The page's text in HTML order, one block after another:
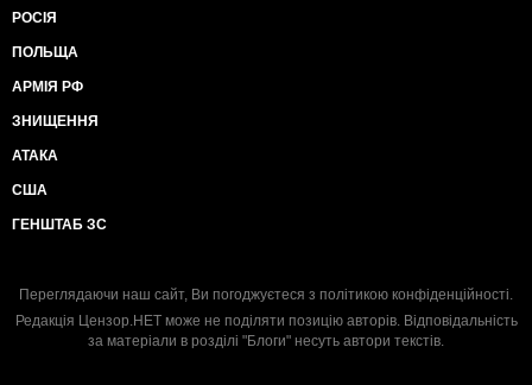
РОСІЯ
ПОЛЬЩА
АРМІЯ РФ
ЗНИЩЕННЯ
АТАКА
США
ГЕНШТАБ ЗС
Переглядаючи наш сайт, Ви погоджуєтеся з політикою конфіденційності.
Редакція Цензор.НЕТ може не поділяти позицію авторів. Відповідальність
за матеріали в розділі "Блоги" несуть автори текстів.